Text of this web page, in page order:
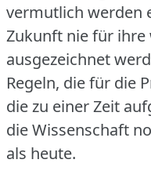
vermutlich werden
Zukunft nie für
ausgezeichnet
Regeln, die für die
die zu einer Zeit
die Wissenschaft
als heute.